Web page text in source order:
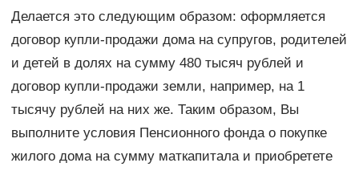
Делается это следующим образом: оформляется
договор купли-продажи дома на супругов, родителей
и детей в долях на сумму 480 тысяч рублей и
договор купли-продажи земли, например, на 1
тысячу рублей на них же. Таким образом, Вы
выполните условия Пенсионного фонда о покупке
жилого дома на сумму маткапитала и приобретете